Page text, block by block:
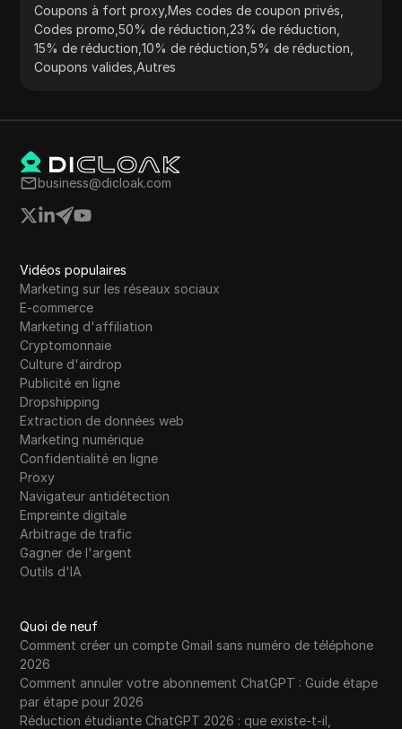
Coupons à fort proxy,Mes codes de coupon privés
Codes promo ,50% de réduction 23% de réduction
15% de réduction ,10% de réduction ,5% de réduction
Coupons valides Autres
business@dicloak.com
Vidéos populaires
Marketing sur les réseaux sociaux
E-commerce
Marketing d'affiliation
Cryptomonnaie
Culture d'airdrop
Publicité en ligne
Dropshipping
Extraction de données web
Marketing numérique
Confidentialité en ligne
Proxy
Navigateur antidétection
Empreinte digitale
Arbitrage de trafic
Gagner de l'argent
Outils d'IA
Quoi de neuf
Comment créer un compte Gmail sans numéro de téléphone
2026
Comment annuler votre abonnement ChatGPT : Guide étape
par étape pour 2026
Réduction étudiante ChatGPT 2026 : que existe-t-il,